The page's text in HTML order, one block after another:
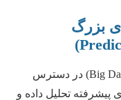
بزرگ
در دنیای امروز، حجم وسیعی از داده‌ها (Big Data) در دسترس
پیشرفته تحلیل داده و